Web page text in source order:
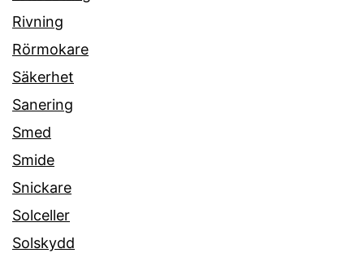
Rivning
Rörmokare
Säkerhet
Sanering
Smed
Smide
Snickare
Solceller
Solskydd